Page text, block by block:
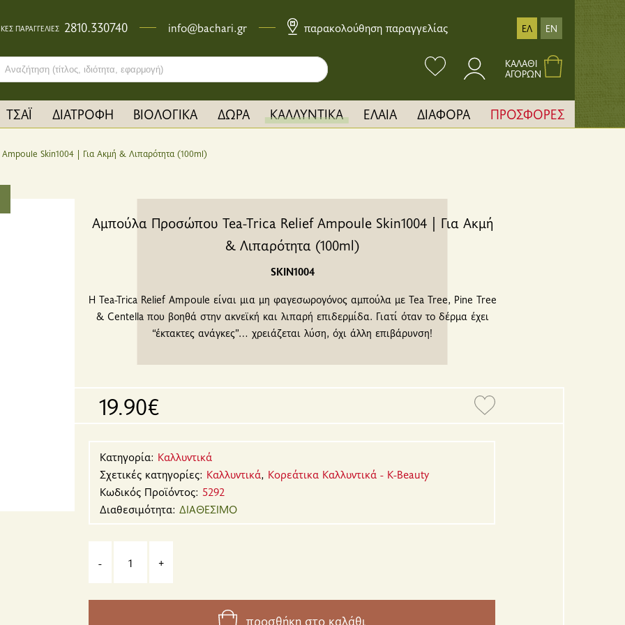
ΠΑΡΑΓΓΕΛΙΕΣ 2810.330740 info@bachari.gr παρακολούθηση παραγγελίας ΕΛ EN
bar input field ΚΑΛΑΘΙ
ΑΓΟΡΩΝ
ΤΣΑΪ ΔΙΑΤΡΟΦΗ ΒΙΟΛΟΓΙΚΑ ΔΩΡΑ ΚΑΛΛΥΝΤΙΚΑ ΕΛΑΙΑ ΔΙΑΦΟΡΑ ΠΡΟΣΦΟΡΕΣ
Skin1004 | Για Ακμή & Λιπαρότητα (100ml)
Αμπούλα Προσώπου Tea-Trica Relief Ampoule Skin1004 | Για Ακμή
& Λιπαρότητα (100ml)
SKIN1004
Η Tea-Trica Relief Ampoule είναι μια μη φαγεσωρογόνος αμπούλα με Tea Tree, Pine Tree
& Centella που βοηθά στην ακνεϊκή και λιπαρή επιδερμίδα. Γιατί όταν το δέρμα έχει
“έκτακτες ανάγκες”… χρειάζεται λύση, όχι άλλη επιβάρυνση!
19.90€
Κατηγορία: Καλλυντικά
Σχετικές κατηγορίες: Καλλυντικά, Κορεάτικα Καλλυντικά - K-Beauty
Κωδικός Προϊόντος: 5292
Διαθεσιμότητα: ΔΙΑΘΕΣΙΜΟ
- +
προσθήκη στο καλάθι